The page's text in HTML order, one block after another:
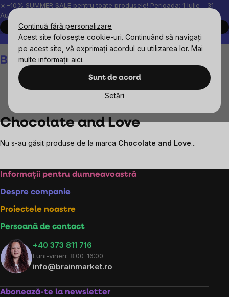
Continuă fără personalizare
Acest site folosește cookie-uri. Continuând să navigați
pe acest site, vă exprimați acordul cu utilizarea lor. Mai
multe informații aici.
Sunt de acord
Setări
Treci
la
conținut
☀️−10% SUMMER SALE pentru toate produsele! Perioada: 1 Iulie - 31
August, 2026.
Cumpără acum
Peste 200.000 de recenzii verificate
Produsele noastre sunt
Coş
de
Chocolate and Love
Nu s-au găsit produse de la marca Chocolate and Love...
Subsol
Informații pentru dumneavoastră
Despre companie
Proiectele noastre
Persoană de contact
+40 373 811 716
Luni-vineri: 8:00-16:00
info@brainmarket.ro
Abonează-te la newsletter